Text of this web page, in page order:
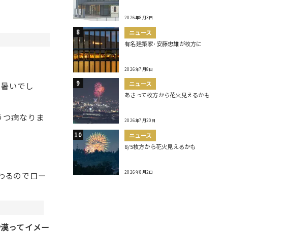
いでし
病なりま
るのでロー
ってイメー
2026年8月3日
ニュース
有名建築家･安藤忠雄が枚方に
2026年7月8日
ニュース
あさって枚方から花火見えるかも
2026年7月20日
ニュース
8/5枚方から花火見えるかも
2026年8月2日